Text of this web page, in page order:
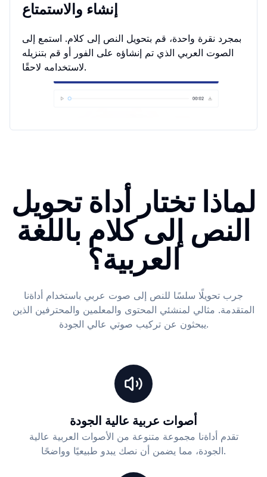
إنشاء والاستمتاع
بمجرد نقرة واحدة، قم بتحويل النص إلى كلام. استمع إلى
الصوت العربي الذي تم إنشاؤه على الفور أو قم بتنزيله
لاستخدامه لاحقًا.
لماذا تختار أداة تحويل
النص إلى كلام باللغة
العربية؟
جرب تحويلًا سلسًا للنص إلى صوت عربي باستخدام أداةنا
المتقدمة. مثالي لمنشئي المحتوى والمعلمين والمحترفين الذين
يبحثون عن تركيب صوتي عالي الجودة.
أصوات عربية عالية الجودة
تقدم أداةنا مجموعة متنوعة من الأصوات العربية عالية
الجودة، مما يضمن أن نصك يبدو طبيعيًا وواضحًا.